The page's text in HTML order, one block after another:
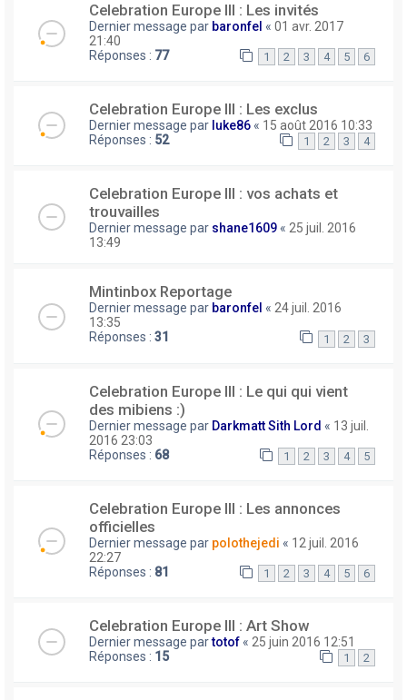
Celebration Europe III : Les invités
Dernier message par baronfel « 01 avr. 2017
21:40
Réponses : 77 1 2 3 4 5 6
Celebration Europe III : Les exclus
Dernier message par luke86 « 15 août 2016 10:33
Réponses : 52 1 2 3 4
Celebration Europe III : vos achats et
trouvailles
Dernier message par shane1609 « 25 juil. 2016
13:49
Mintinbox Reportage
Dernier message par baronfel « 24 juil. 2016
13:35
Réponses : 31 1 2 3
Celebration Europe III : Le qui qui vient
des mibiens :)
Dernier message par Darkmatt Sith Lord « 13 juil.
2016 23:03
Réponses : 68 1 2 3 4 5
Celebration Europe III : Les annonces
officielles
Dernier message par polothejedi « 12 juil. 2016
22:27
Réponses : 81 1 2 3 4 5 6
Celebration Europe III : Art Show
Dernier message partotof « 25 juin 2016 12:51
Réponses : 15 1 2